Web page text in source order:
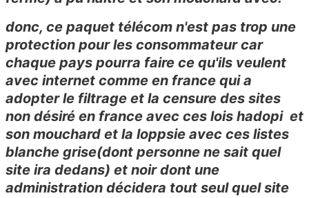
donc, ce paquet télécom n'est pas trop une
protection pour les consommateur car
chaque pays pourra faire ce qu'ils veulent
avec internet comme en france qui a
adopter le filtrage et la censure des sites
non désiré en france avec ces lois hadopi et
son mouchard et la loppsie avec ces listes
blanche grise(dont personne ne sait quel
site ira dedans) et noir dont une
administration décidera tout seul quel site